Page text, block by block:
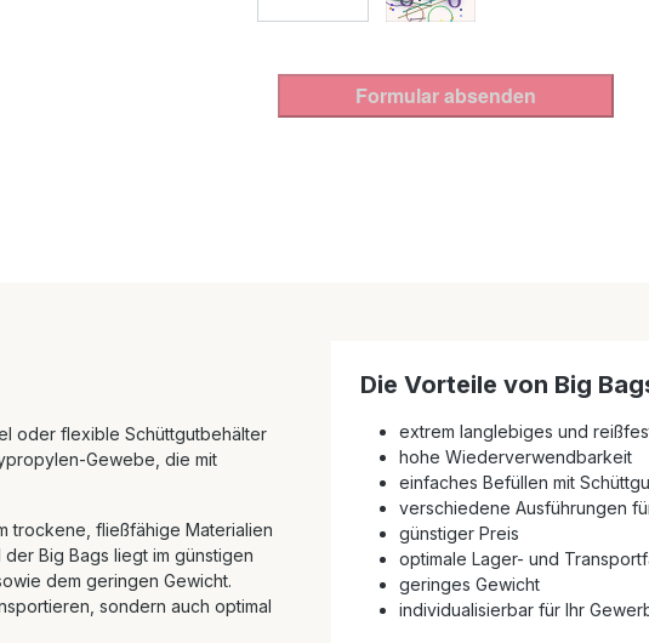
oder flexible Schüttgutbehälter
Gewebe, die mit
trockene, fließfähige Materialien
Big Bags liegt im günstigen
dem geringen Gewicht.
sondern auch optimal
Die Vorteile von Big
extrem langlebiges und
hohe Wiederverwendbarkeit
einfaches Befüllen mit
verschiedene Ausführungen
günstiger Preis
optimale Lager- und
geringes Gewicht
individualisierbar für Ihr